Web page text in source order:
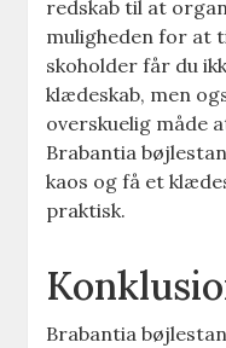
redskab til at
muligheden for at
skoholder får du
klædeskab, men
overskuelig måde
Brabantia
kaos og få et
praktisk.
Brabantia